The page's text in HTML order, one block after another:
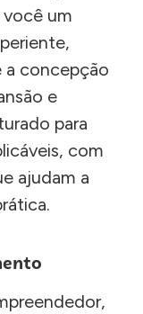
um
a concepção
e
para
com
ajudam a